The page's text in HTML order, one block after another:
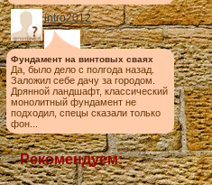
intro2012
Фундамент на винтовых сваях
Да, было дело с полгода назад.
Заложил себе дачу за городом.
Дрянной ландшафт, классический
монолитный фундамент не
подходил, спецы сказали только
фон...
Рекомендуем: